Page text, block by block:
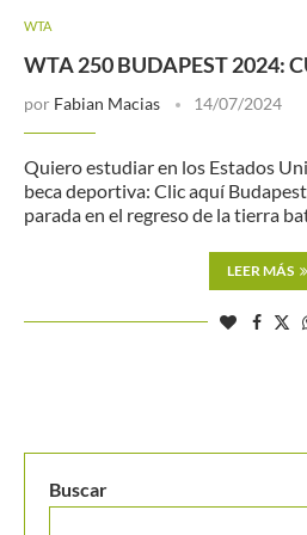
WTA
WTA 250 BUDAPEST 2024:
por Fabian Macias 14/07/2024
Quiero estudiar en los Estados
beca deportiva: Clic aquí
parada en el regreso de la tierra
LEER MÁS
Buscar